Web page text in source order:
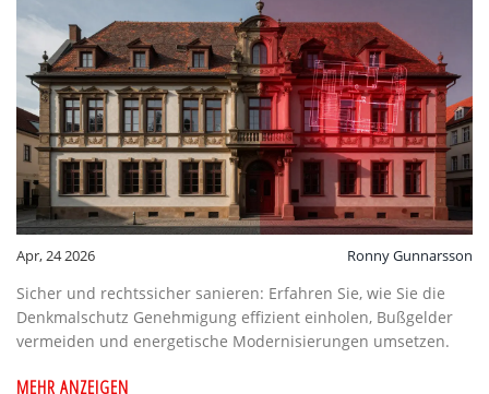
Apr, 24 2026 Ronny Gunnarsson
Sicher und rechtssicher sanieren: Erfahren Sie, wie Sie die
Denkmalschutz Genehmigung effizient einholen, Bußgelder
vermeiden und energetische Modernisierungen umsetzen.
MEHR ANZEIGEN